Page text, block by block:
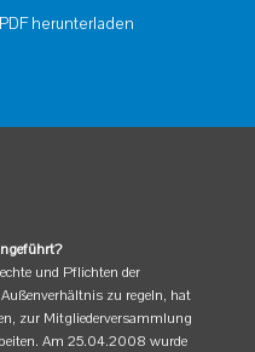
herunterladen
und Pflichten der
zu regeln, hat
zur Mitgliederversammlung
Am 25.04.2008 wurde